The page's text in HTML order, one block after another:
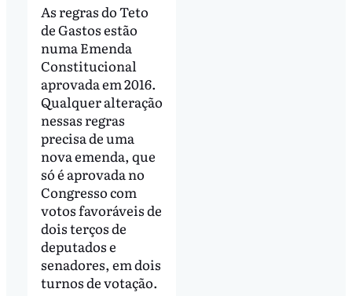
As regras do Teto
de Gastos estão
numa Emenda
Constitucional
aprovada em 2016.
Qualquer alteração
nessas regras
precisa de uma
nova emenda, que
só é aprovada no
Congresso com
votos favoráveis de
dois terços de
deputados e
senadores, em dois
turnos de votação.